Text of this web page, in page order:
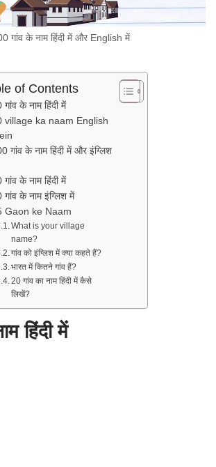
गांव के नाम हिंदी में और English में
of Contents
गांव के नाम हिंदी में
village ka naam English
गांव के नाम हिंदी में और इंग्लिश
गांव के नाम हिंदी में
गांव के नाम इंग्लिश में
Gaon ke Naam
What is your village
name?
गांव को इंग्लिश में क्या कहते हैं?
भारत में कितने गांव हैं?
20 गांव का नाम हिंदी में कैसे
लिखें?
हिंदी में